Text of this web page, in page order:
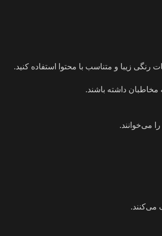
رنگی زیبا و متناسب با محتوا استفاده کنید.
مخاطبان داشته باشند.
می‌خوانند.
می‌کنند.